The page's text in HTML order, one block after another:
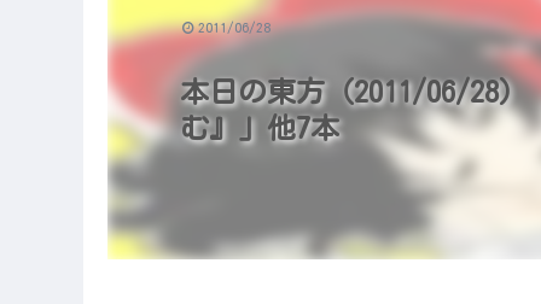
本日の東方（2011/06/28
む』」他7本
2011/06/28